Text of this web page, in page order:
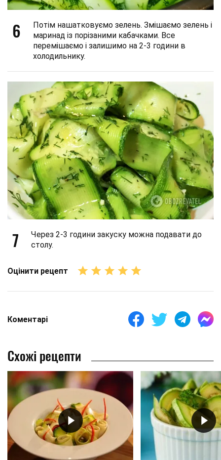
6
Потім нашатковуємо зелень. Змішаємо зелень і
маринад із порізаними кабачками. Все
перемішаємо і залишимо на 2-3 години в
холодильнику.
7
Через 2-3 години закуску можна подавати до
столу.
Оцінити рецепт
Коментарі
Схожі рецепти